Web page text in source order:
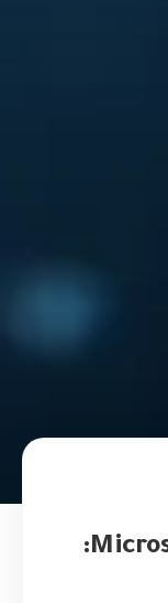
Microservices vs. Monolith: